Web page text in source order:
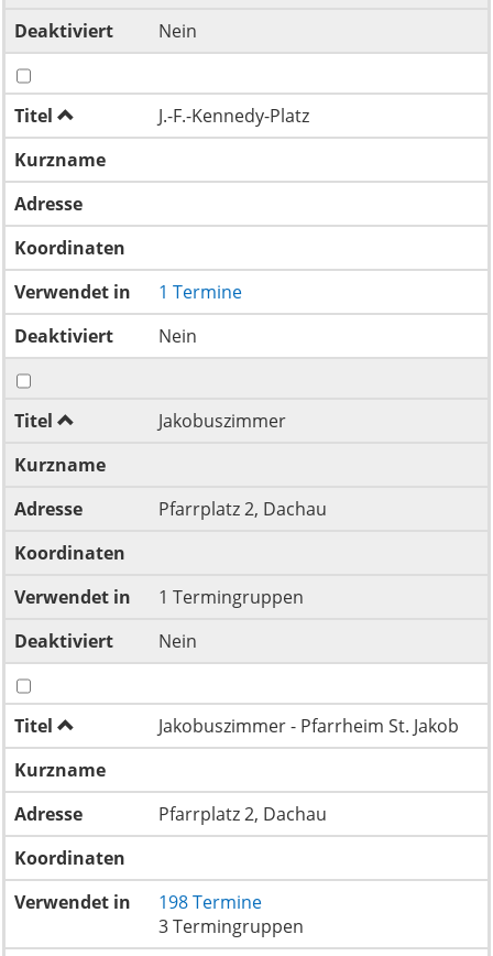
Deaktiviert Nein
Titel
J.-F.-Kennedy-Platz
Kurzname
Adresse
Koordinaten
Verwendet in
1 Termine
Deaktiviert
Nein
Titel
Jakobuszimmer
Kurzname
Adresse
Pfarrplatz 2, Dachau
Koordinaten
Verwendet in
1 Termingruppen
Deaktiviert
Nein
Titel
Jakobuszimmer - Pfarrheim St. Jakob
Kurzname
Adresse
Pfarrplatz 2, Dachau
Koordinaten
Verwendet in
198 Termine
3 Termingruppen